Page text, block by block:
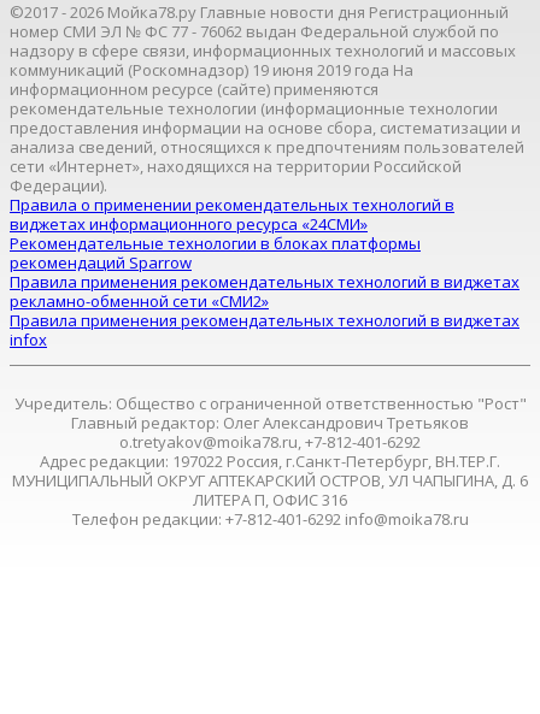
©2017 - 2026 Мойка78.ру Главные новости дня Регистрационный
номер СМИ ЭЛ № ФС 77 - 76062 выдан Федеральной службой по
надзору в сфере связи, информационных технологий и массовых
коммуникаций (Роскомнадзор) 19 июня 2019 года На
информационном ресурсе (сайте) применяются
рекомендательные технологии (информационные технологии
предоставления информации на основе сбора, систематизации и
анализа сведений, относящихся к предпочтениям пользователей
сети «Интернет», находящихся на территории Российской
Федерации).
Правила о применении рекомендательных технологий в
виджетах информационного ресурса «24СМИ»
Рекомендательные технологии в блоках платформы
рекомендаций Sparrow
Правила применения рекомендательных технологий в виджетах
рекламно-обменной сети «СМИ2»
Правила применения рекомендательных технологий в виджетах
infox
Учредитель: Общество с ограниченной ответственностью "Рост"
Главный редактор: Олег Александрович Третьяков
o.tretyakov@moika78.ru, +7-812-401-6292
Адрес редакции: 197022 Россия, г.Санкт-Петербург, ВН.ТЕР.Г.
МУНИЦИПАЛЬНЫЙ ОКРУГ АПТЕКАРСКИЙ ОСТРОВ, УЛ ЧАПЫГИНА, Д. 6
ЛИТЕРА П, ОФИС 316
Телефон редакции: +7-812-401-6292 info@moika78.ru